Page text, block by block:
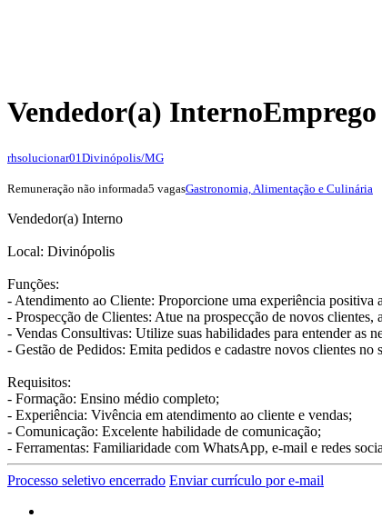
Vendedor(a) InternoEmprego
rhsolucionar01 Divinópolis/MG
Remuneração não informada5 vagasGastronomia, Alimentação e Culinária
Vendedor(a) Interno
Local: Divinópolis
Funções:
- Atendimento ao Cliente: Proporcione uma experiência positiva
- Prospecção de Clientes: Atue na prospecção de novos
- Vendas Consultivas: Utilize suas habilidades para entender as
- Gestão de Pedidos: Emita pedidos e cadastre novos clientes no
Requisitos:
- Formação: Ensino médio completo;
- Experiência: Vivência em atendimento ao cliente e vendas;
- Comunicação: Excelente habilidade de comunicação;
- Ferramentas: Familiaridade com WhatsApp, e-mail e redes
Processo seletivo encerrado Enviar currículo por e-mail